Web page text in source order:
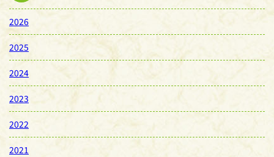
2026
2025
2024
2023
2022
2021